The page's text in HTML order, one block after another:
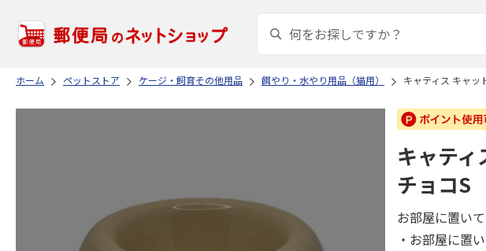
ホーム ペットストア ケージ・飼育その他用品 餌やり・水やり用品（猫用） キャティス キャッ
キャティ
チョコS
お部屋に置い
・お部屋に置